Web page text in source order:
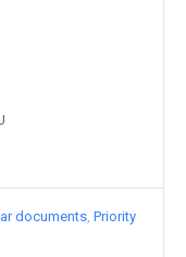
documents Priority